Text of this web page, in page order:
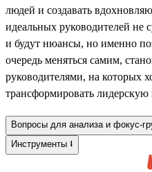
людей и создавать
идеальных руководителей не
и будут нюансы, но именно
очередь меняться самим,
руководителями, на которых
трансформировать лидерскую
Вопросы для анализа и фокус-
Инструменты ⭣